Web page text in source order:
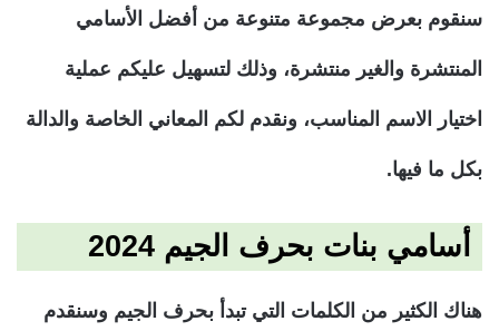
سنقوم بعرض مجموعة متنوعة من أفضل الأسامي
المنتشرة والغير منتشرة، وذلك لتسهيل عليكم عملية
اختيار الاسم المناسب، ونقدم لكم المعاني الخاصة والدالة
بكل ما فيها.
أسامي بنات بحرف الجيم 2024
هناك الكثير من الكلمات التي تبدأ بحرف الجيم وسنقدم